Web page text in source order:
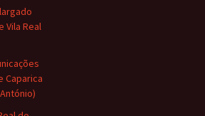
Vila Real
Caparica